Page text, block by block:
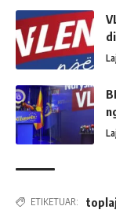
ETIKETUAR: